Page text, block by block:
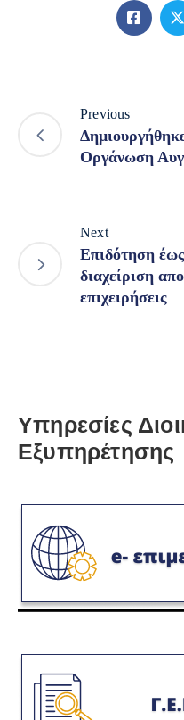
Previous
Οργάνωση
Next
Επιδότηση
διαχείριση
επιχειρήσεις
Υπηρεσίες
Εξυπηρέτησης